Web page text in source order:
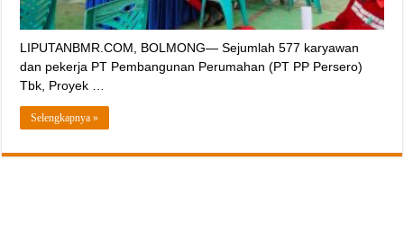
LIPUTANBMR.COM, BOLMONG— Sejumlah 577 karyawan
dan pekerja PT Pembangunan Perumahan (PT PP Persero)
Tbk, Proyek …
Selengkapnya »